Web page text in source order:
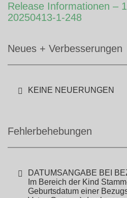
Release Informationen –
20250413-1-248
Neues + Verbesserungen
KEINE NEUERUNGEN
Fehlerbehebungen
DATUMSANGABE BEI
Im Bereich der Kind
Geburtsdatum einer